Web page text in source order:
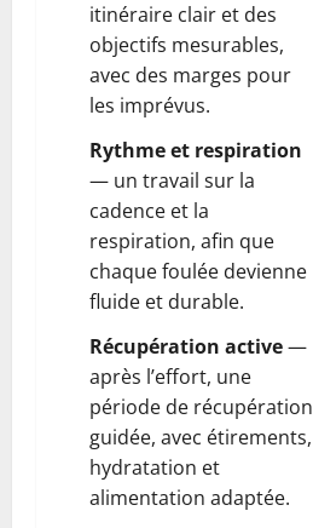
itinéraire clair et des
objectifs mesurables,
avec des marges pour
les imprévus.
Rythme et respiration
— un travail sur la
cadence et la
respiration, afin que
chaque foulée devienne
fluide et durable.
Récupération active—
après l’effort, une
période de récupération
guidée, avec étirements,
hydratation et
alimentation adaptée.